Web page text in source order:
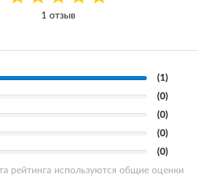
1 отзыв
(1)
(0)
(0)
(0)
(0)
рейтинга используются общие оценки